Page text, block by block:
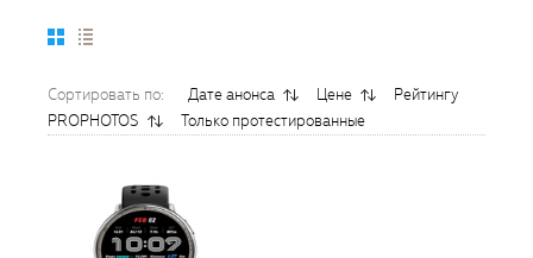
Сортировать по: Дате анонса Цене
Рейтингу
PROPHOTOS
Только протестированные